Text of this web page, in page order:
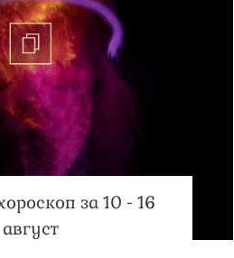
за 10 - 16
август